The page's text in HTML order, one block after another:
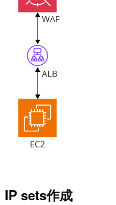
IP sets作成